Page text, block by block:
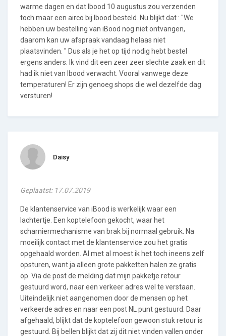
warme dagen en dat Ibood 10 augustus zou verzenden
toch maar een airco bij Ibood besteld. Nu blijkt dat : "We
hebben uw bestelling van iBood nog niet ontvangen,
daarom kan uw afspraak vandaag helaas niet
plaatsvinden. " Dus als je het op tijd nodig hebt bestel
ergens anders. Ik vind dit een zeer zeer slechte zaak en dit
had ik niet van Ibood verwacht. Vooral vanwege deze
temperaturen! Er zijn genoeg shops die wel dezelfde dag
versturen!
Daisy
Geplaatst: 17.07.2019
De klantenservice van iBood is werkelijk waar een
lachtertje. Een koptelefoon gekocht, waar het
scharniermechanisme van brak bij normaal gebruik. Na
moeilijk contact met de klantenservice zou het gratis
opgehaald worden. Al met al moest ik het toch ineens zelf
opsturen, want ja alleen grote pakketten halen ze gratis
op. Via de post de melding dat mijn pakketje retour
gestuurd word, naar een verkeer adres wel te verstaan.
Uiteindelijk niet aangenomen door de mensen op het
verkeerde adres en naar een post NL punt gestuurd. Daar
afgehaald, blijkt dat de koptelefoon gewoon stuk retour is
gestuurd. Bij bellen blijkt dat zij dit niet vinden vallen onder